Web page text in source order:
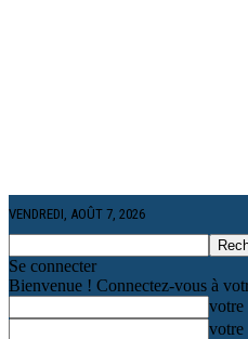
VENDREDI, AOÛT 7, 2026
Se connecter
Bienvenue ! Connectez-vous à
votre
votre